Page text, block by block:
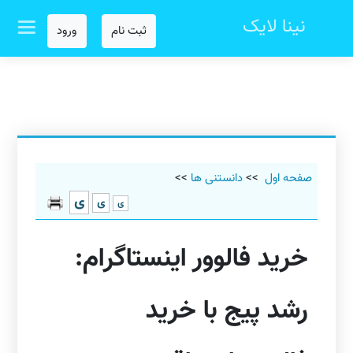
نینا لایک ثبت نام ورود
صفحه اول >>دانستنی ها >>
ی ی ی
خرید فالوور اینستاگرام:
رشد پیج با خرید